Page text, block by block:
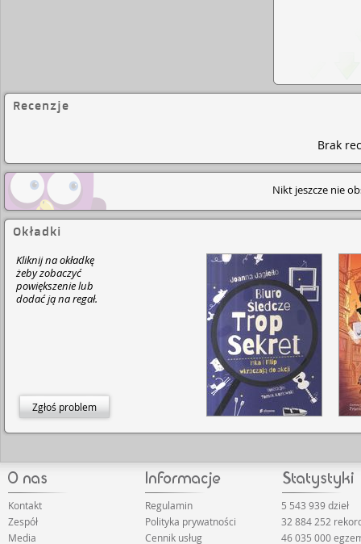
Recenzje
Brak
Nikt jeszcze nie
Okładki
Kliknij na okładkę
żeby zobaczyć
powiększenie lub
dodać ją na regał.
Zgłoś problem
Kontakt
Zespół
Media
Regulamin
Polityka prywatności
Cennik usług
5 543 939 dzieł
32 884 252
46 035 000